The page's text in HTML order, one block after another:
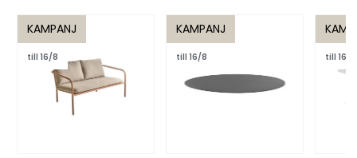
KAMPANJ
till 16/8
KAMPANJ
till 16/8 till 16/8